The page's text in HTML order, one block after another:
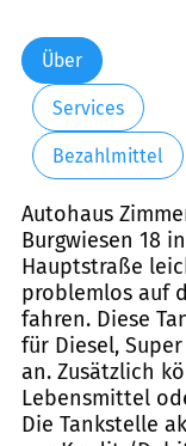
Über
Services
Bezahlmittel
Autohaus
Burgwiesen 18
Hauptstraße
problemlos auf
fahren. Diese
für Diesel,
an. Zusätzlich
Lebensmittel
Die Tankstelle